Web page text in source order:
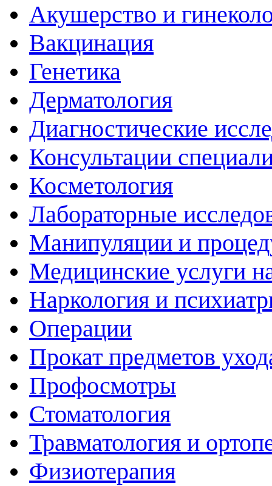
Акушерство и
Вакцинация
Генетика
Дерматология
Диагностические
Консультации
Косметология
Лабораторные
Манипуляции и
Медицинские услуги
Наркология и
Операции
Прокат предметов
Профосмотры
Стоматология
Травматология и
Физиотерапия